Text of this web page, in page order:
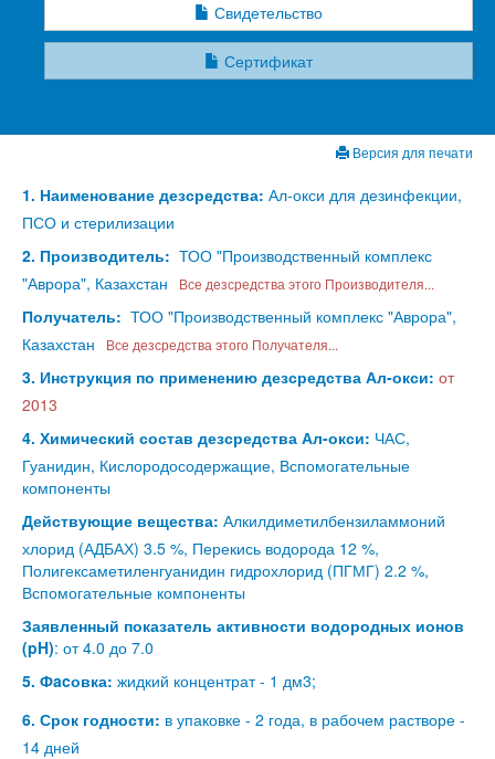
Свидетельство
Сертификат
Версия для печати
1. Наименование дезсредства: Ал-окси для дезинфекции,
ПСО и стерилизации
2. Производитель: ТОО "Производственный комплекс
"Аврора", Казахстан
Все дезсредства этого Производителя...
Получатель: ТОО "Производственный комплекс "Аврора",
Казахстан
Все дезсредства этого Получателя...
3. Инструкция по применению дезсредства Ал-окси: от
2013
4. Химический состав дезсредства Ал-окси: ЧАС,
Гуанидин, Кислородосодержащие, Вспомогательные
компоненты
Действующие вещества: Алкилдиметилбензиламмоний
хлорид (АДБАХ) 3.5 %, Перекись водорода 12 %,
Полигексаметиленгуанидин гидрохлорид (ПГМГ) 2.2 %,
Вспомогательные компоненты
Заявленный показатель активности водородных ионов
(pH): от 4.0 до 7.0
5. Фacовка: жидкий концентрат - 1 дм3;
6. Срок годности: в упаковке - 2 года, в рабочем растворе -
14 дней